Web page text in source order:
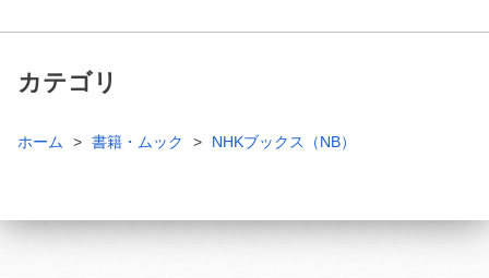
カテゴリ
ホーム 書籍・ムック NHKブックス（NB）